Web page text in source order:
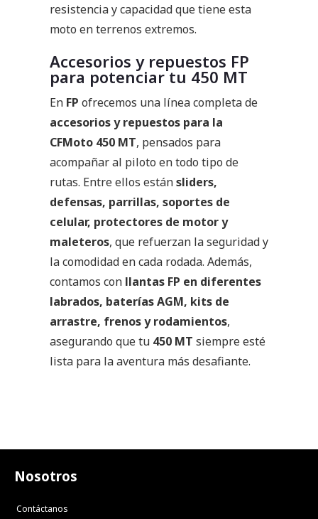
resistencia y capacidad que tiene esta
moto en terrenos extremos.
Accesorios y repuestos FP
para potenciar tu 450 MT
En FP ofrecemos una línea completa de
accesorios y repuestos para la
CFMoto 450 MT, pensados para
acompañar al piloto en todo tipo de
rutas. Entre ellos estánsliders,
defensas, parrillas, soportes de
celular, protectores de motor y
maleteros, que refuerzan la seguridad y
la comodidad en cada rodada. Además,
contamos con llantas FP en diferentes
labrados, baterías AGM, kits de
arrastre, frenos y rodamientos,
asegurando que tu 450 MT siempre esté
lista para la aventura más desafiante.
Nosotros
Contáctanos